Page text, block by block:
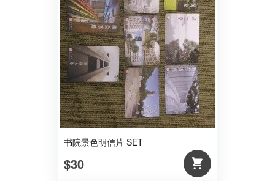
书院景色明信片 SET
$30